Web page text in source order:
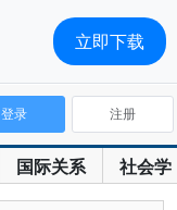
国际关系 社会学
登录 注册
立即下载